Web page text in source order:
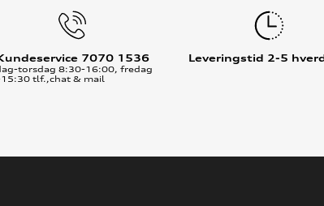
7070 1536
torsdag 8:30-16:00, fredag
tlf.,chat & mail
Leveringstid 2-5